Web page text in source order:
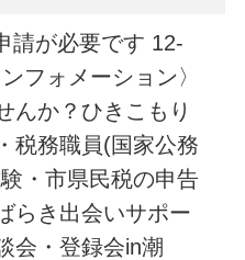
請が必要です 12-
フォメーション〉
んか？ひきこもり
税務職員(国家公務
・市県民税の申告
らき出会いサポー
会・登録会in潮